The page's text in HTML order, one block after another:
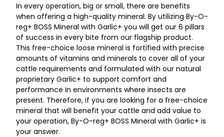
In every operation, big or small, there are benefits
when offering a high-quality mineral. By utilizing By-O-
reg+ BOSS Mineral with Garlic+ you will get our 6 pillars
of success in every bite from our flagship product.
This free-choice loose mineral is fortified with precise
amounts of vitamins and minerals to cover all of your
cattle requirements and formulated with our natural
proprietary Garlic+ to support comfort and
performance in environments where insects are
present. Therefore, if you are looking for a free-choice
mineral that will benefit your cattle and add value to
your operation, By-O-reg+ BOSS Mineral with Garlic+ is
your answer.